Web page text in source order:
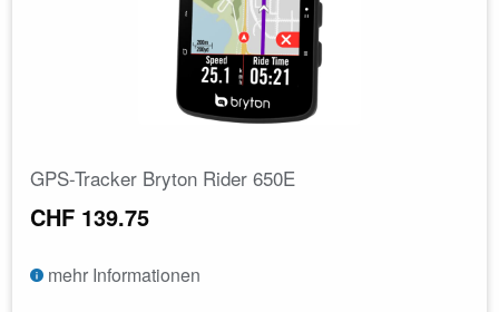
GPS-Tracker Bryton Rider 650E
CHF 139.75
mehr Informationen